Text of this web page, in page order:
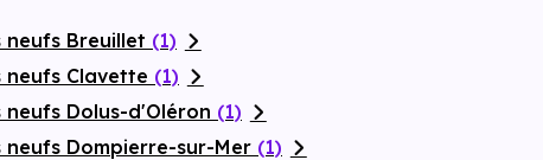
neufs Breuillet (1)
neufs Clavette (1)
neufs Dolus-d'Oléron (1)
neufs Dompierre-sur-Mer (1)